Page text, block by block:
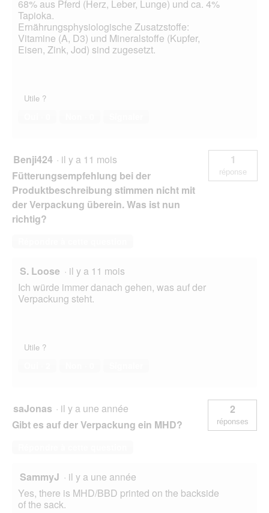
68% aus Pferd (Herz, Leber, Lunge) und ca. 4%
Tapioka.
Ernährungsphysiologische Zusatzstoffe:
Vitamine (A, D3) und Mineralstoffe (Kupfer,
Eisen, Zink, Jod) sind zugesetzt.
Utile ?
Benji424 · il y a 11 mois
Fütterungsempfehlung bei der
Produktbeschreibung stimmen nicht mit
der Verpackung überein. Was ist nun
richtig?
1
réponse
S. Loose · il y a 11 mois
Ich würde immer danach gehen, was auf der
Verpackung steht.
Utile ?
saJonas · il y a une année
Gibt es auf der Verpackung ein MHD?
2
réponses
SammyJ · il y a une année
Yes, there is MHD/BBD printed on the backside
of the sack.